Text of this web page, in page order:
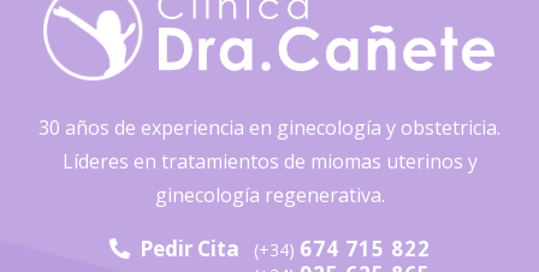
30 años de experiencia en ginecología y obstetricia.
Líderes en tratamientos de miomas uterinos y
ginecología regenerativa.
Pedir Cita (+34) 674 715 822